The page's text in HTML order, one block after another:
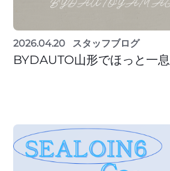
2026.04.20 スタッフブログ
BYDAUTO山形でほっと一息